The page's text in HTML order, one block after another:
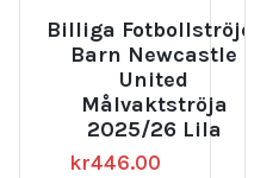
Billiga Fotbollströjor
Barn Newcastle
United
Målvaktströja
2025/26 Lila
kr446.00